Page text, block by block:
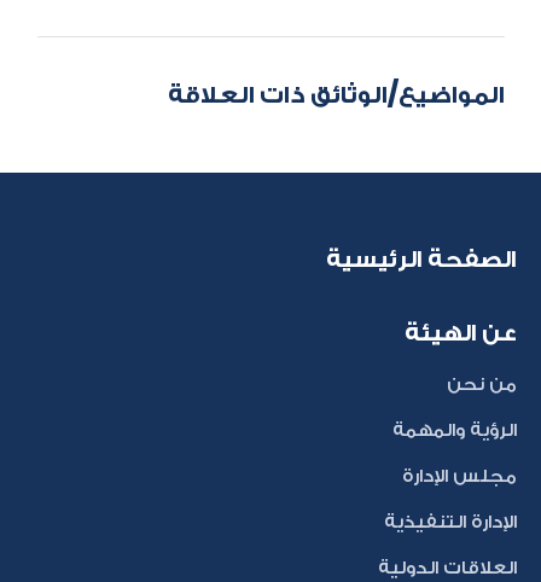
المواضيع/الوثائق ذات العلاقة
الصفحة الرئيسية
عن الهيئة
من نحن
الرؤية والمهمة
مجلس الإدارة
الإدارة التنفيذية
العلاقات الدولية